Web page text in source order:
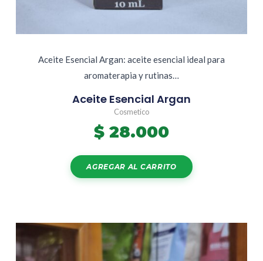
Aceite Esencial Argan: aceite esencial ideal para
aromaterapia y rutinas…
Aceite Esencial Argan
Cosmetico
$ 28.000
AGREGAR AL CARRITO